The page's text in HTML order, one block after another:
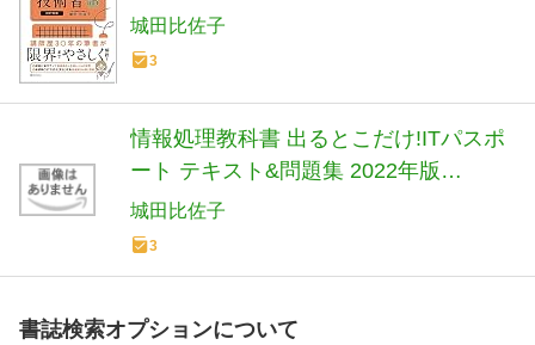
B］
城田比佐子
3
情報処理教科書 出るとこだけ!ITパスポ
ート テキスト&問題集 2022年版
(EXAMPRESS)
城田比佐子
3
書誌検索オプションについて